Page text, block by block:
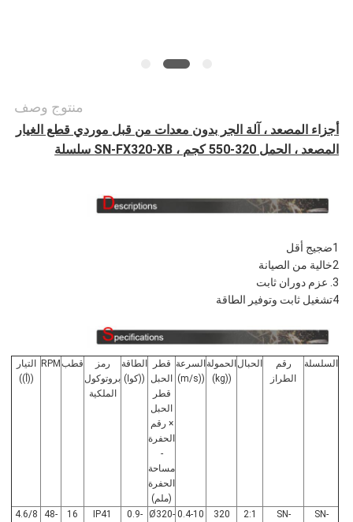
منتوج وصف
أجزاء المصعد ، آلة الجر بدون معدات من قبل موردي قطع الغيار
المصعد ، الحمل 320-550 كجم ، SN-FX320-XB سلسلة
1ضجيج أقل
2خالية من الصيانة
3. عزم دوران ثابت
4تشغيل ثابت وتوفير الطاقة
السلسلة
رقم
الطراز
الحبال الحمولة
((kg)
السرعة
((m/s)
قطر
الحبل
قطر
الحبل
× رقم
الحفرة
-
مساحة
الحفرة
(ملم)
الطاقة
((كوا)
رمز
بروتوكول
الملكية
قطب RPM
التيار
((أ))
SN-
SN-
2:1
320
0.4-10
Ø320-
0.9-
IP41
16
48-
4.6/8